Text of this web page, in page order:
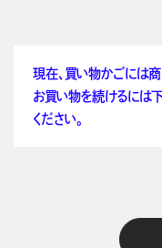
現在、買い物かごには
お買い物を続けるには
ください。